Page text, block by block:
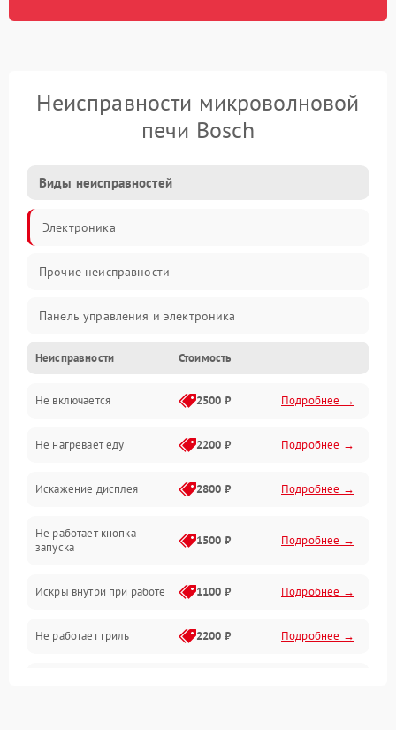
Неисправности микроволновой
печи Bosch
Виды неисправностей
Электроника
Прочие неисправности
Панель управления и электроника
Дверца и корпус
Механика и внутренние элементы
Механические повреждения
Питание и запуск
Нагрев и приготовление
Программное обеспечение
Неисправности Стоимость
Не включается 2500 ₽ Подробнее →
Не нагревает еду 2200 ₽ Подробнее →
Искажение дисплея 2800 ₽ Подробнее →
Не работает кнопка
запуска
1500 ₽ Подробнее →
Искры внутри при работе 1100 ₽ Подробнее →
Не работает гриль 2200 ₽ Подробнее →